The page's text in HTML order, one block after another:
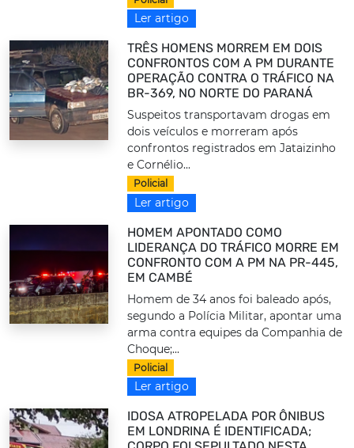
Ler artigo
TRÊS HOMENS MORREM EM DOIS
CONFRONTOS COM A PM DURANTE
OPERAÇÃO CONTRA O TRÁFICO NA
BR-369, NO NORTE DO PARANÁ
Suspeitos transportavam drogas em
dois veículos e morreram após
confrontos registrados em Jataizinho
e Cornélio...
Policial
Ler artigo
HOMEM APONTADO COMO
LIDERANÇA DO TRÁFICO MORRE EM
CONFRONTO COM A PM NA PR-445,
EM CAMBÉ
Homem de 34 anos foi baleado após,
segundo a Polícia Militar, apontar uma
arma contra equipes da Companhia de
Choque;...
Policial
Ler artigo
IDOSA ATROPELADA POR ÔNIBUS
EM LONDRINA É IDENTIFICADA;